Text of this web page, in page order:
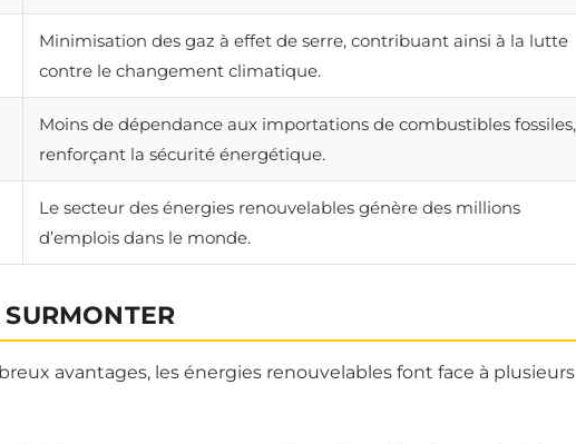
Minimisation des gaz à effet de serre, contribuant ainsi à la lutte
contre le changement climatique.
Moins de dépendance aux importations de combustibles fossiles,
renforçant la sécurité énergétique.
Le secteur des énergies renouvelables génère des millions
d’emplois dans le monde.
avantages, les énergies renouvelables font face à plusieurs